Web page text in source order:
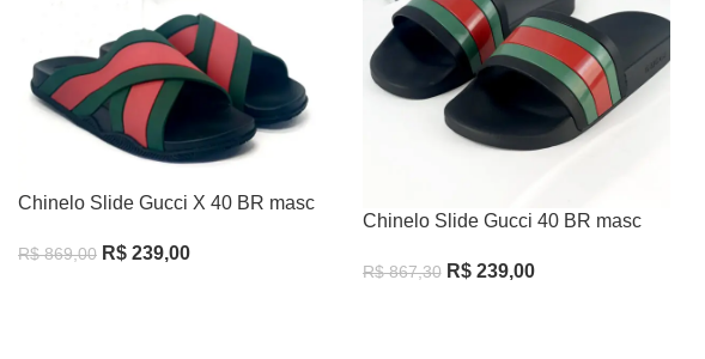
Chinelo Slide Gucci X 40 BR masc
R$869,00 R$ 239,00
Chinelo Slide Gucci 40 BR masc
R$867,30 R$239,00